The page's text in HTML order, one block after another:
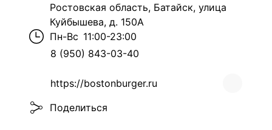
Ростовская область, Батайск, улица
Куйбышева, д. 150А
Пн-Вс 11:00-23:00
8 (950) 843-03-40
https://bostonburger.ru
Поделиться